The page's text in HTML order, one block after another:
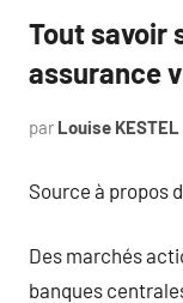
Tout savoir
assurance
par Louise KESTEL
Source à propos
Des marchés
banques